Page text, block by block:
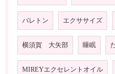
バレトン エクササイズ
横須賀 大矢部 睡眠
MIREYエクセレントオイル